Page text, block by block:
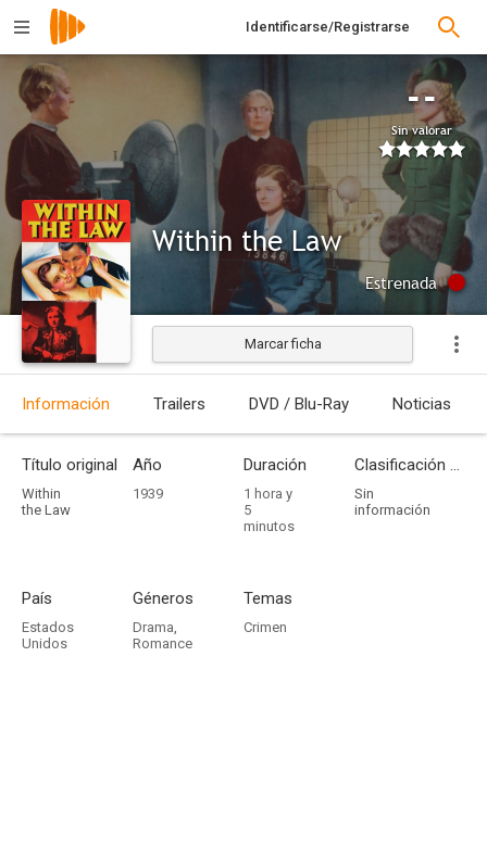
Identificarse/Registrarse
--
Sin valorar
Within the Law
Estrenada
Marcar ficha
Información Trailers DVD / Blu-Ray Noticias
Título original
Within
the Law
Año
1939
Duración
1 hora y
5
minutos
Clasificación por edades
Sin
información
País
Estados
Unidos
Géneros
Drama,
Romance
Temas
Crimen